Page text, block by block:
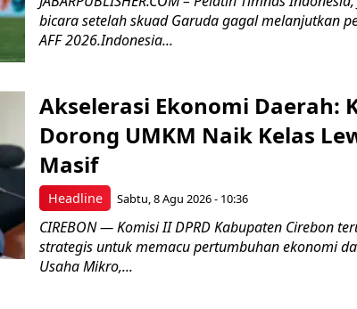
bicara setelah skuad Garuda gagal melanjutkan
AFF 2026.Indonesia...
Headline
Akselerasi Ekonomi Daerah:
Dorong UMKM Naik Kelas
Masif
Sabtu, 8 Agu 2026 - 10:36
CIREBON — Komisi II DPRD Kabupaten Cirebon
strategis untuk memacu pertumbuhan ekonomi
Usaha Mikro,...